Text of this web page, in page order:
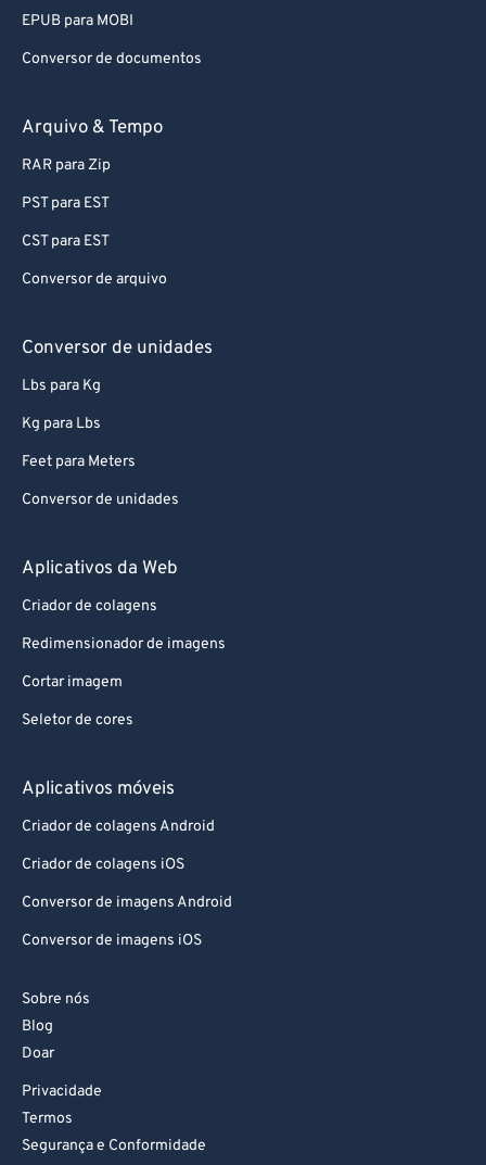
EPUB para MOBI
Conversor de documentos
Arquivo & Tempo
RAR para Zip
PST para EST
CST para EST
Conversor de arquivo
Conversor de unidades
Lbs para Kg
Kg para Lbs
Feet para Meters
Conversor de unidades
Aplicativos da Web
Criador de colagens
Redimensionador de imagens
Cortar imagem
Seletor de cores
Aplicativos móveis
Criador de colagens Android
Criador de colagens iOS
Conversor de imagens Android
Conversor de imagens iOS
Sobre nós
Blog
Doar
Privacidade
Termos
Segurança e Conformidade